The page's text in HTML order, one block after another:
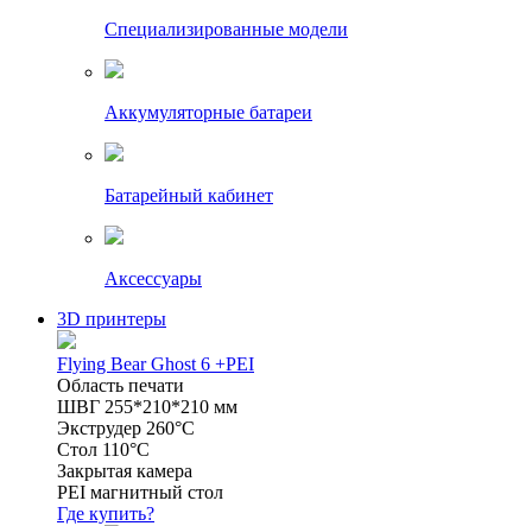
Специализированные модели
Аккумуляторные батареи
Батарейный кабинет
Аксессуары
3D принтеры
Flying Bear Ghost 6 +PEI
Область печати
ШВГ 255*210*210 мм
Экструдер 260°C
Стол 110°C
Закрытая камера
PEI магнитный стол
Где купить?